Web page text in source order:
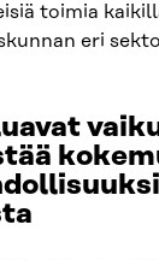
toimia
eri